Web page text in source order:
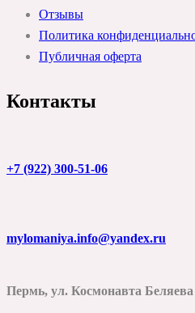
Отзывы
Политика
Публичная оферта
Контакты
+7 (922) 300-51-06
mylomaniya.info@yandex.ru
Пермь, ул. Космонавта Беляева